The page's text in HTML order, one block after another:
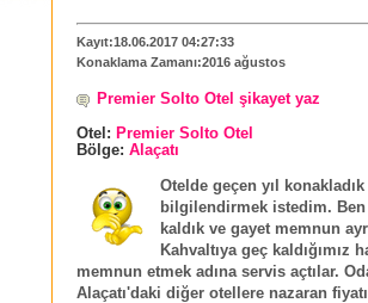
Kayıt:18.06.2017 04:27:33
Konaklama Zamanı:2016 ağustos
Premier Solto Otel şikayet yaz
Otel: Premier Solto Otel
Bölge: Alaçatı
Otelde geçen yıl
bilgilendirmek istedim. Ben
kaldık ve gayet memnun
Kahvaltıya geç
memnun etmek adına servis açtılar.
Alaçatı'daki diğer otellere nazaran